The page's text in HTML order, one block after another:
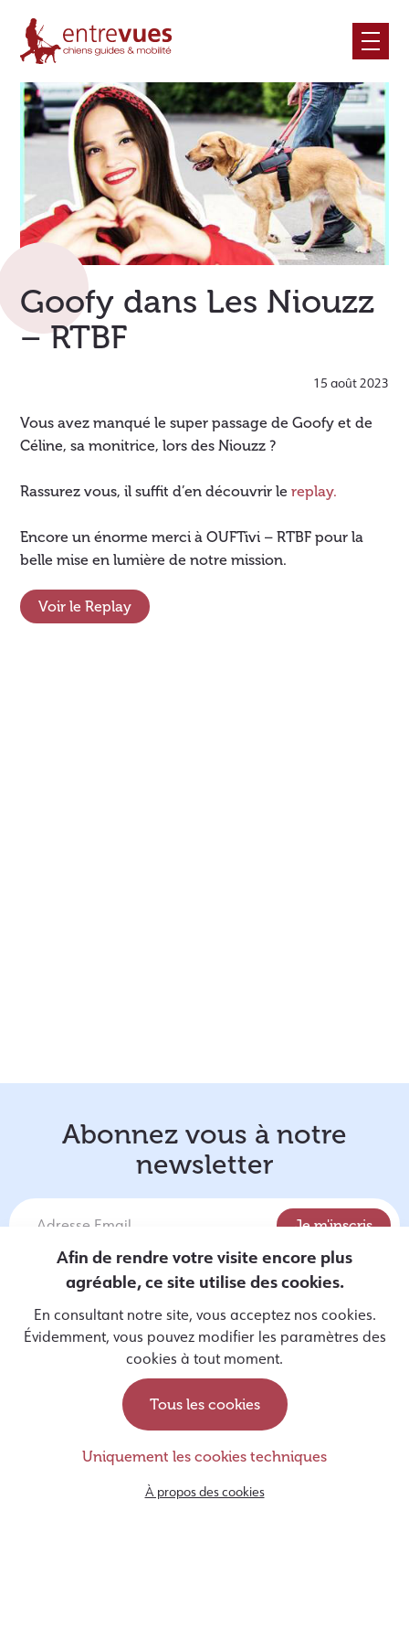
content
Goofy dans Les Niouzz
– RTBF
15 août 2023
Vous avez manqué le super passage de Goofy et de
Céline, sa monitrice, lors des Niouzz ?
Rassurez vous, il suffit d’en découvrir lereplay.
Encore un énorme merci à OUFTivi – RTBF pour la
belle mise en lumière de notre mission.
Voir le Replay
Abonnez vous à notre
newsletter
J'autorise Entrevues à utiliser mes données personnelles
pour m'envoyer des informations par email, conformément à
sa politique de protection des données disponible ici.
Devenir famille d’accueil
Soutenir les chiens guides
Afin de rendre votre visite encore plus
agréable, ce site utilise des cookies.
En consultant notre site, vous acceptez nos cookies.
Évidemment, vous pouvez modifier les paramètres des
cookies à tout moment.
Tous les cookies
Uniquement les cookies techniques
À propos des cookies